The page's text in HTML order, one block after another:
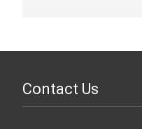
Contact Us